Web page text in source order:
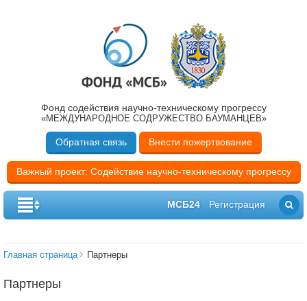
Фонд содействия научно-техническому прогрессу
«МЕЖДУНАРОДНОЕ СОДРУЖЕСТВО БАУМАНЦЕВ»
Обратная связь Внести пожертвование
Важный проект: Содействие научно-техническому прогрессу
МСБ24 Регистрация
Главная страница Партнеры
Партнеры